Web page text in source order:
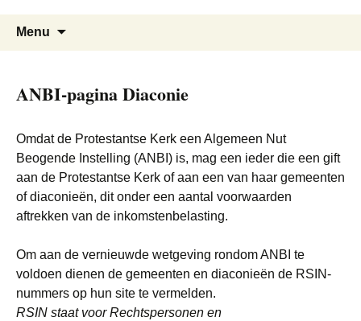
naarMenu
ANBI-pagina Diaconie
Omdat de Protestantse Kerk een Algemeen Nut
Beogende Instelling (ANBI) is, mag een ieder die een gift
aan de Protestantse Kerk of aan een van haar gemeenten
of diaconieën, dit onder een aantal voorwaarden
aftrekken van de inkomstenbelasting.
Om aan de vernieuwde wetgeving rondom ANBI te
voldoen dienen de gemeenten en diaconieën de RSIN-
nummers op hun site te vermelden.
RSIN staat voor Rechtspersonen en